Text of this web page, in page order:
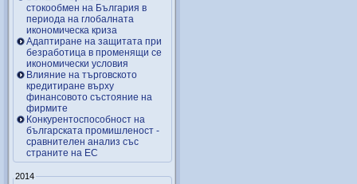
стокообмен на България в
периода на глобалната
икономическа криза
Адаптиране на защитата при
безработица в променящи се
икономически условия
Влияние на търговското
кредитиране върху
финансовото състояние на
фирмите
Конкурентоспособност на
българската промишленост -
сравнителен анализ със
страните на ЕС
2014